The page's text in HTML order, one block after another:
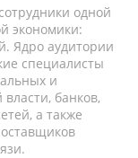
одной
экономики:
Ядро аудитории
специалисты
и
банков,
а также